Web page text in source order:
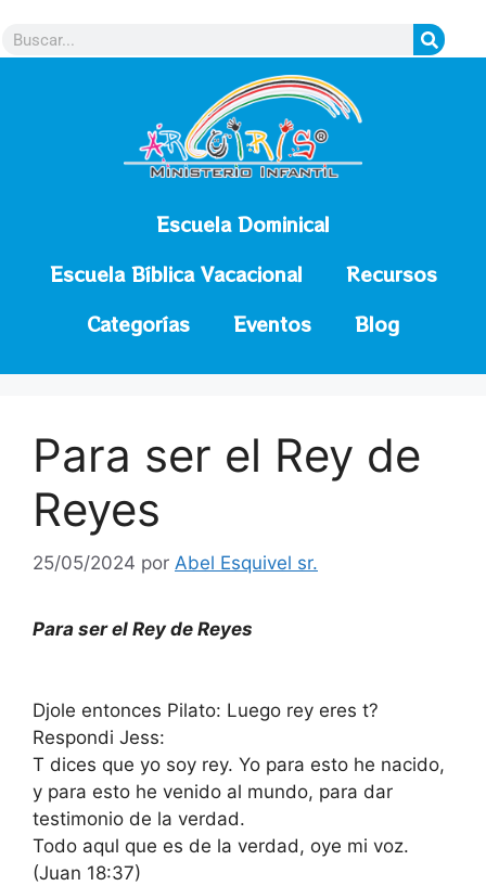
Escuela Dominical
Escuela Bíblica Vacacional
Recursos
Categorías
Eventos Blog
Para ser el Rey de
Reyes
25/05/2024 por Abel Esquivel sr.
Para ser el Rey de Reyes
Djole entonces Pilato: Luego rey eres t?
Respondi Jess:
T dices que yo soy rey. Yo para esto he nacido,
y para esto he venido al mundo, para dar
testimonio de la verdad.
Todo aqul que es de la verdad, oye mi voz.
(Juan 18:37)